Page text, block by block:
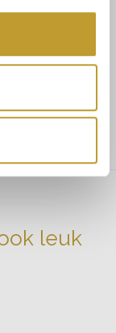
leuk